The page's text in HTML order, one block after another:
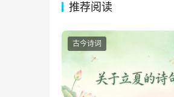
推荐阅读
古今诗词